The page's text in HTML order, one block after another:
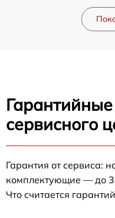
сервисного
Гарантия от сервиса:
комплектующие — до 3
Что считается